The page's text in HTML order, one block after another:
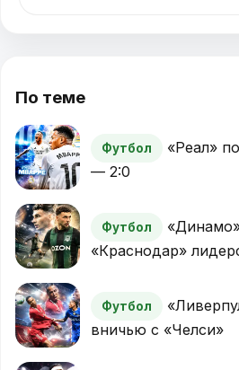
По теме
Футбол
«Реал»
— 2:0
Футбол
«Краснодар»
Футбол
вничью с «Челси»